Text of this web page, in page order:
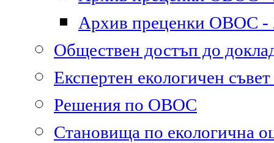
Архив преценки ОВОС -
Обществен достъп до
Експертен екологичен
Решения по ОВОС
Становища по екологична